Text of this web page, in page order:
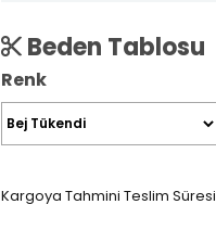
Beden Tablosu
Renk
Kargoya Tahmini Teslim Süresi